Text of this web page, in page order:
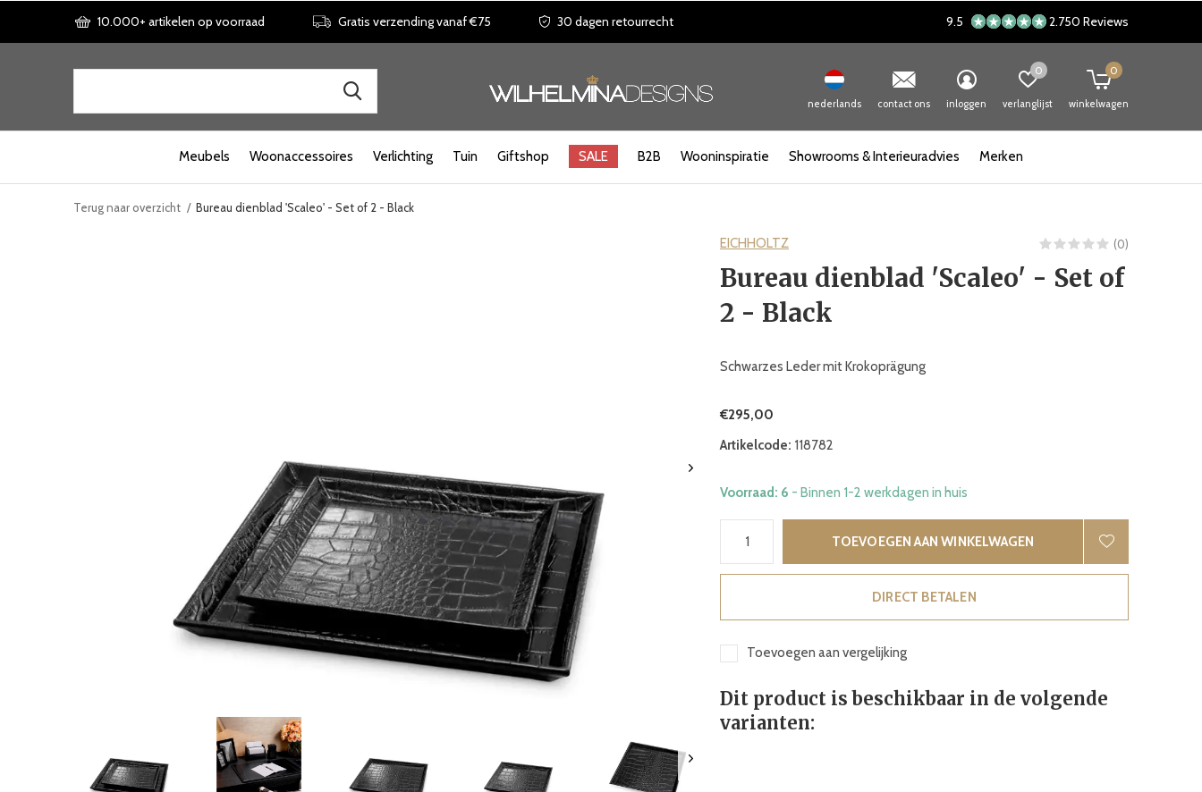
Meubels Woonaccessoires Verlichting Tuin Giftshop SALE B2B Wooninspiratie Showrooms & Interieuradvies Merken
nederlands contact ons inloggen verlanglijst
0
winkelwagen
0
10.000+ artikelen op voorraad Gratis verzending vanaf €75 30 dagen retourrecht 9.5 2.750 Reviews
Terug naar overzicht Bureau dienblad 'Scaleo' - Set of 2 - Black
EICHHOLTZ (0)
Bureau dienblad 'Scaleo' - Set of
2 - Black
Schwarzes Leder mit Krokoprägung
€295,00
Artikelcode: 118782
Voorraad: 6 - Binnen 1-2 werkdagen in huis
TOEVOEGEN AAN WINKELWAGEN
DIRECT BETALEN
Toevoegen aan vergelijking
Dit product is beschikbaar in de volgende
varianten: